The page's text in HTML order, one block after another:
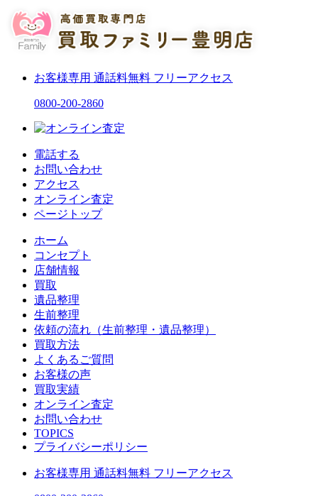
お客様専用 通話料無料 フリーアクセス
0800-200-2860
電話する
お問い合わせ
アクセス
オンライン査定
ページトップ
ホーム
コンセプト
店舗情報
買取
遺品整理
生前整理
依頼の流れ（生前整理・遺品整理）
買取方法
よくあるご質問
お客様の声
買取実績
オンライン査定
お問い合わせ
TOPICS
プライバシーポリシー
お客様専用 通話料無料 フリーアクセス